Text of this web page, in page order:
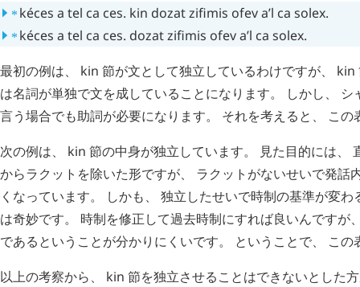
⁎kéces a tel ca ces. kin dozatzifimis ofeva’l ca solex.
⁎kéces a tel ca ces. dozatzifimis ofeva’l ca solex.
最初の例は、 kin 節が文として独立しているわけですが、 kin
は名詞が単独で文を成していることになります。 しかし、
言う場合でも助詞が必要になります。 それを考えると、 この
次の例は、 kin 節の中身が独立しています。 見た目的には、
からラクットを除いた形ですが、 ラクットがないせいで発話
くなっています。 しかも、 独立したせいで時制の基準が変
は奇妙です。 時制を修正して過去時制にすれば良いんですが
であるということが分かりにくいです。 ということで、 こ
以上の考察から、 kin 節を独立させることはできないとした